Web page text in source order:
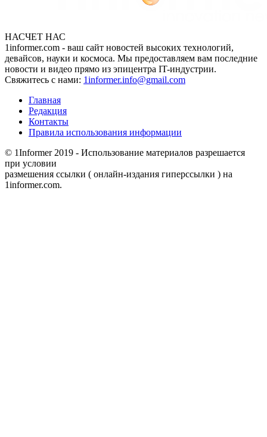
НАСЧЕТ НАС
1informer.com - ваш сайт новостей высоких технологий,
девайсов, науки и космоса. Мы предоставляем вам последние
новости и видео прямо из эпицентра IT-индустрии.
Свяжитесь с нами: 1informer.info@gmail.com
Главная
Редакция
Контакты
Правила использования информации
© 1Informer 2019 - Использование материалов разрешается
при условии
размешения ссылки ( онлайн-издания гиперссылки ) на
1informer.com.